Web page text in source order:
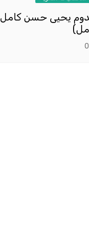
يحيى حسن كامل
0